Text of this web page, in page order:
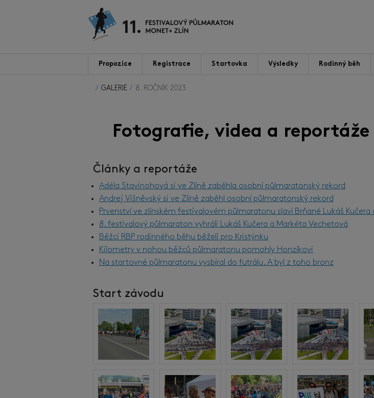
Propozice Registrace Startovka Výsledky Rodinný běh
GALERIE 8. ROČNÍK 2023
Fotografie, videa a reportáže
Články a reportáže
Adéla Stavinohová si ve Zlíně zaběhla osobní půlmaratonský rekord
Andrej Višněvský si ve Zlíně zaběhl osobní půlmaratonský rekord
Prvenství ve zlínském festivalovém půlmaratonu slaví Brňané Lukáš
8. festivalový půlmaraton vyhráli Lukáš Kučera a Markéta Vechetová
Běžci RBP rodinného běhu běželi pro Kristýnku
Kilometry v nohou běžců půlmaratonu pomohly Honzíkovi
Na startovné půlmaratonu vysbíral do futrálu. A byl z toho bronz
Start závodu